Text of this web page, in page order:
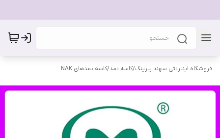
فروشگاه اینترنتی سهند بیرینگ/کاسه نمد/کاسه نمدهای NAK